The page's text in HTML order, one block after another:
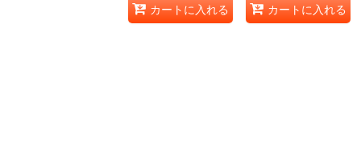
カートに入れる カートに入れる